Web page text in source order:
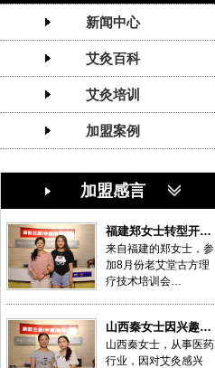
新闻中心
艾灸百科
艾灸培训
加盟案例
加盟感言
福建郑女士转型开…
来自福建的郑女士，参
加8月份老艾堂古方理
疗技术培训会…
山西秦女士因兴趣…
山西秦女士，从事医药
行业，因对艾灸感兴